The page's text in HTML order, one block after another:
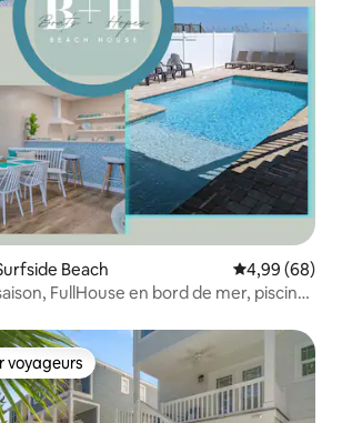
Beach Évaluation
4,99 (68)
FullHouse en bord de mer, piscine
les plus appréciés
voyageurs